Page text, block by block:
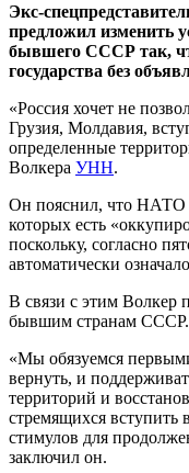
Экс-
предложил изменить
бывшего СССР так,
государства без
«Россия хочет не
Грузия, Молдавия,
определенные
Волкера УНН.
Он пояснил, что НАТО
которых есть
поскольку, согласно
автоматически
В связи с этим Волкер
бывшим странам СССР.
«Мы обязуемся
вернуть, и
территорий и
стремящихся
стимулов для
заключил он.